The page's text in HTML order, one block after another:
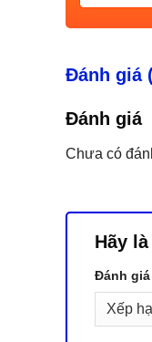
Đánh giá
Đánh giá
Chưa có
Hãy
Đánh